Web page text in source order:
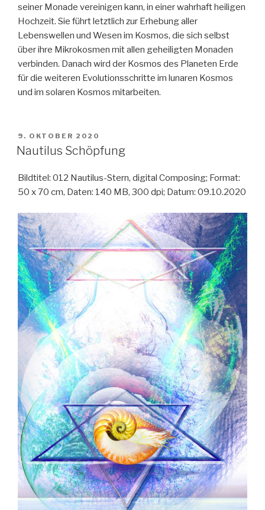
seiner Monade vereinigen kann, in einer wahrhaft heiligen
Hochzeit. Sie führt letztlich zur Erhebung aller
Lebenswellen und Wesen im Kosmos, die sich selbst
über ihre Mikrokosmen mit allen geheiligten Monaden
verbinden. Danach wird der Kosmos des Planeten Erde
für die weiteren Evolutionsschritte im lunaren Kosmos
und im solaren Kosmos mitarbeiten.
VERÖFFENTLICHT
AM
9. OKTOBER 2020
Nautilus Schöpfung
Bildtitel: 012 Nautilus-Stern, digital Composing; Format:
50 x 70 cm, Daten: 140 MB, 300 dpi; Datum: 09.10.2020